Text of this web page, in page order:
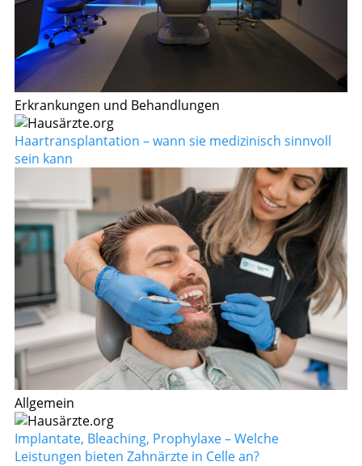
Erkrankungen und Behandlungen
Haartransplantation – wann sie medizinisch sinnvoll
sein kann
Allgemein
Implantate, Bleaching, Prophylaxe – Welche
Leistungen bieten Zahnärzte in Celle an?